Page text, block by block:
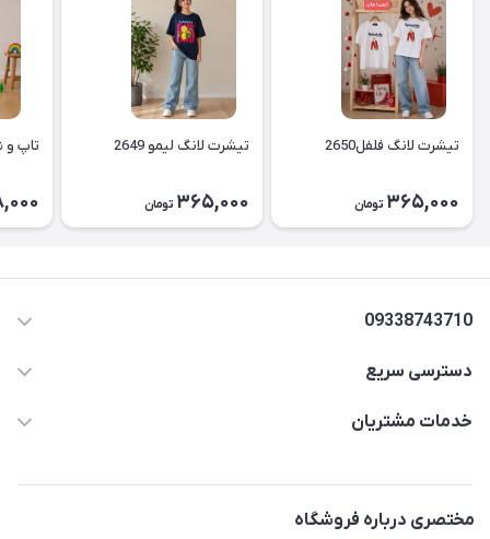
تیشرت لانگ فلفل2650
365,000 تومان
تیشرت لانگ لیمو 2649
365,000 تومان
تاپ و
09338743710
دسترسی سریع
حساب کاربری
لیست محصولات
درباره ما
خدمات مشتریان
مختصری درباره فروشگاه